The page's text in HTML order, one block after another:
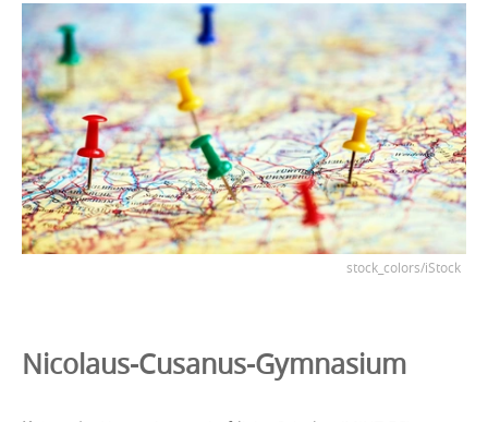
stock_colors/iStock
Nicolaus-Cusanus-Gymnasium